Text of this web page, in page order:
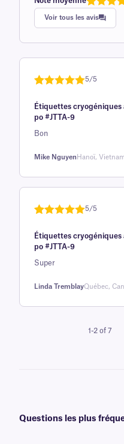
Note
sur 5
basée
1
avis
Voir tous les avis
5 sur la
base d'
évaluation
client
5/5
Étiquettes cryogéniques
po #JTTA-9
Bon
Mike Nguyen Hanoï,
5 sur la
base d'
évaluation
client
5/5
Étiquettes cryogéniques
po #JTTA-9
Super
Linda TremblayQuébec,
1-2 of 7
Questions les plus